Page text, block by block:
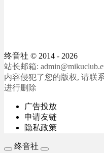
终音社 © 2014 - 2026
站长邮箱:
内容侵犯了您的版权, 请联
进行删除
广告投放
申请友链
隐私政策
终音社